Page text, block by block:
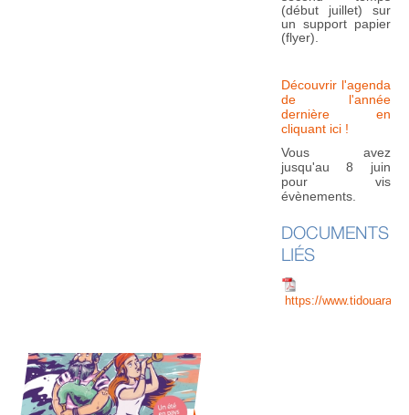
(début juillet) sur
un support papier
(flyer).
Découvrir l'agenda
de l'année
dernière en
cliquant ici !
Vous avez
jusqu'au 8 juin
pour vis
évènements.
DOCUMENTS
LIÉS
https://